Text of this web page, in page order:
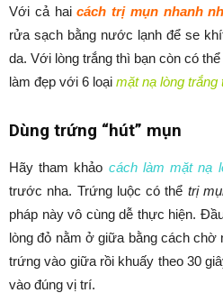
Với cả haicách trị mụn nhanh
rửa sạch bằng nước lạnh để se
da. Với lòng trắng thì bạn còn có
làm đẹp với 6 loại mặt nạ lòng trắng
Dùng trứng “hút” mụn
Hãy tham khảo cách làm mặt nạ
trước nha. Trứng luộc có thể trị
pháp này vô cùng dễ thực hiện.
lòng đỏ nằm ở giữa bằng cách
trứng vào giữa rồi khuấy theo 30
vào đúng vị trí.